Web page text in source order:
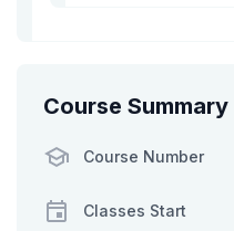
Course Summary
Course Number
Classes Start